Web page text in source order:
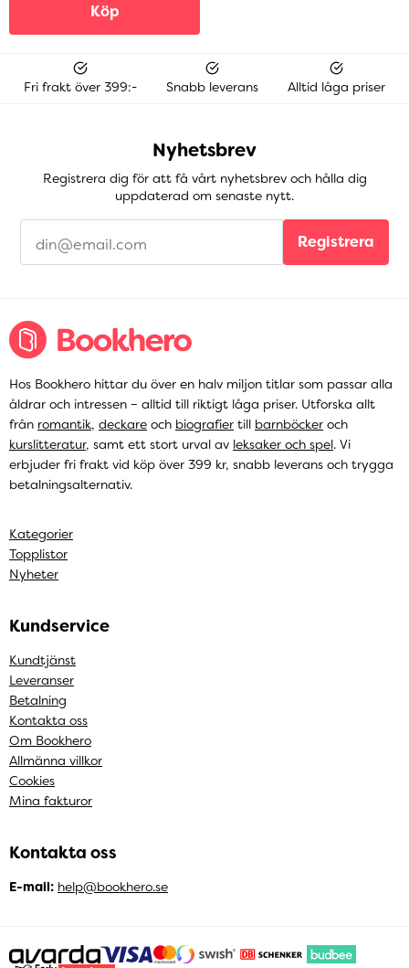
Köp
Fri frakt över 399:- Snabb leverans Alltid låga priser
Nyhetsbrev
Registrera dig för att få vårt nyhetsbrev och hålla dig
uppdaterad om senaste nytt.
Registrera
Hos Bookhero hittar du över en halv miljon titlar som passar alla
åldrar och intressen – alltid till riktigt låga priser. Utforska allt
från romantik, deckare och biografier till barnböcker och
kurslitteratur, samt ett stort urval av leksaker och spel. Vi
erbjuder fri frakt vid köp över 399 kr, snabb leverans och trygga
betalningsalternativ.
Kategorier
Topplistor
Nyheter
Kundservice
Kundtjänst
Leveranser
Betalning
Kontakta oss
Om Bookhero
Allmänna villkor
Cookies
Mina fakturor
Kontakta oss
E-mail: help@bookhero.se